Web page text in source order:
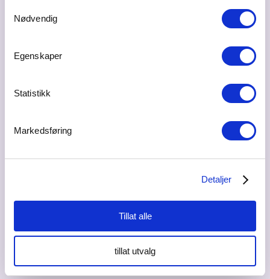
Nødvendig
Egenskaper
Statistikk
Markedsføring
Detaljer
Tillat alle
tillat utvalg
Storgata 6, 2067 Jessheim
Sjøgata2, 9008 Tromsø
Informasjons - og kommunikasjonsteknologi (IKT)
magnus@jupiter.no
91197742